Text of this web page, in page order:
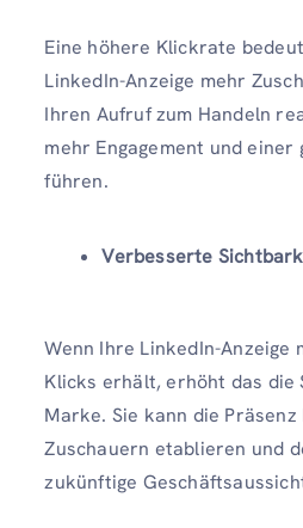
Eine höhere Klickrate
LinkedIn-Anzeige mehr
Ihren Aufruf zum Handeln
mehr Engagement und
führen.
Verbesserte
Wenn Ihre LinkedIn-Anzeige
Klicks erhält, erhöht das
Marke. Sie kann die
Zuschauern etablieren und
zukünftige